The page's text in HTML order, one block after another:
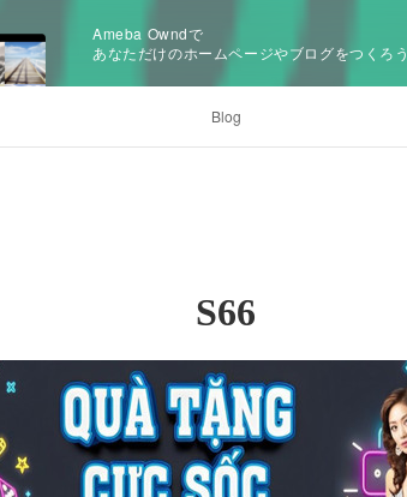
Ameba Owndで
あなただけのホームページやブログをつくろう
Blog